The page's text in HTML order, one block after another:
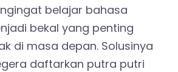
belajar bahasa
bekal yang penting
di masa depan. Solusinya
daftarkan putra putri